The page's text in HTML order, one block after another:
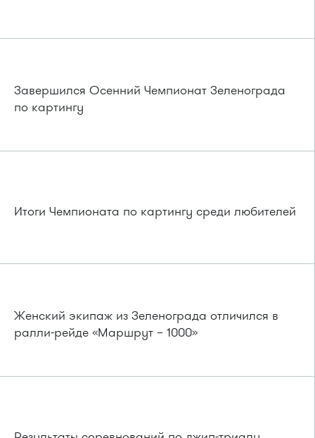
Завершился Осенний Чемпионат Зеленограда
по картингу
Итоги Чемпионата по картингу среди любителей
Женский экипаж из Зеленограда отличился в
ралли-рейде «Маршрут – 1000»